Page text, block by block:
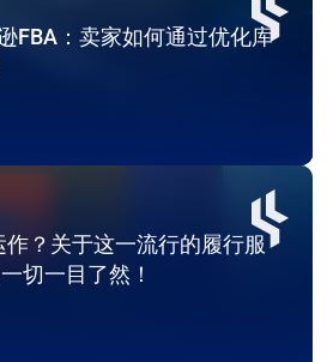
FBA：卖家如何通过优化库
作？关于这一流行的履行服
切一目了然！